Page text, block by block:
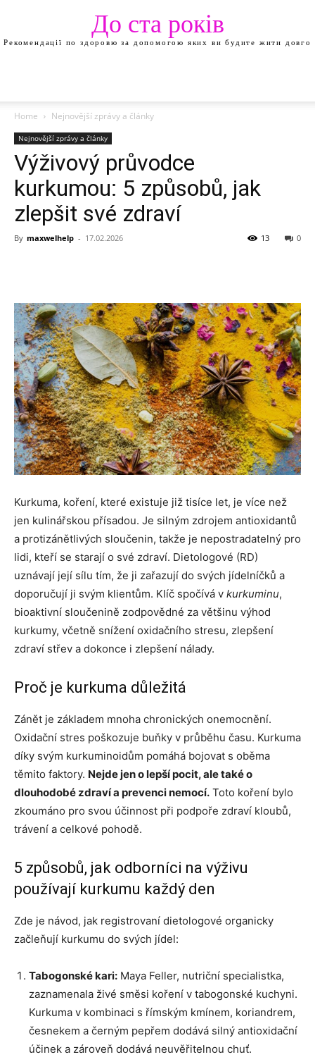
До ста років
Рекомендації по здоровю за допомогою яких ви будите жити довго
Home Nejnovější zprávy a články
Nejnovější zprávy a články
Výživový průvodce
kurkumou: 5 způsobů, jak
zlepšit své zdraví
By maxwelhelp - 17.02.2026 0
13
Kurkuma, koření, které existuje již tisíce let, je více než
jen kulinářskou přísadou. Je silným zdrojem antioxidantů
a protizánětlivých sloučenin, takže je nepostradatelný pro
lidi, kteří se starají o své zdraví. Dietologové (RD)
uznávají její sílu tím, že ji zařazují do svých jídelníčků a
doporučují ji svým klientům. Klíč spočívá v kurkuminu,
bioaktivní sloučenině zodpovědné za většinu výhod
kurkumy, včetně snížení oxidačního stresu, zlepšení
zdraví střev a dokonce i zlepšení nálady.
Proč je kurkuma důležitá
Zánět je základem mnoha chronických onemocnění.
Oxidační stres poškozuje buňky v průběhu času. Kurkuma
díky svým kurkuminoidům pomáhá bojovat s oběma
těmito faktory. Nejde jen o lepší pocit, ale také o
dlouhodobé zdraví a prevenci nemocí. Toto koření bylo
zkoumáno pro svou účinnost při podpoře zdraví kloubů,
trávení a celkové pohodě.
5 způsobů, jak odborníci na výživu
používají kurkumu každý den
Zde je návod, jak registrovaní dietologové organicky
začleňují kurkumu do svých jídel:
Tabogonské kari: Maya Feller, nutriční specialistka,
zaznamenala živé směsi koření v tabogonské kuchyni.
Kurkuma v kombinaci s římským kmínem, koriandrem,
česnekem a černým pepřem dodává silný antioxidační
účinek a zároveň dodává neuvěřitelnou chuť.